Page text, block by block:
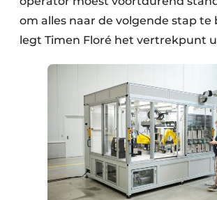
om alles naar de volgende stap te
legt Timen Floré het vertrekpunt